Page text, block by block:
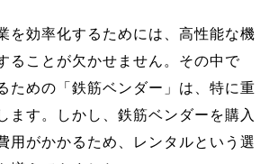
を効率化するためには、高性能な機
ることが欠かせません。その中で
ための「鉄筋ベンダー」は、特に重
ます。しかし、鉄筋ベンダーを購入
用がかかるため、レンタルという選